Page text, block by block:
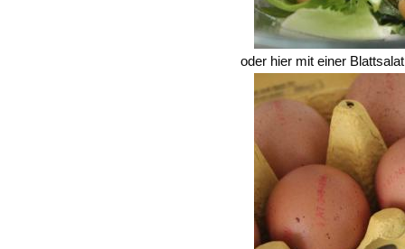
oder hier mit einer